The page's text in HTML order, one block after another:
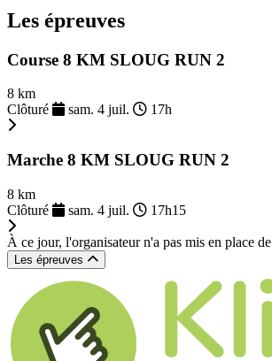
Les épreuves
Course 8 KM SLOUG RUN 2
8 km
Clôturé
sam. 4 juil. 17h
Marche 8 KM SLOUG RUN 2
8 km
Clôturé
sam. 4 juil. 17h15
À ce jour, l'organisateur n'a pas mis en place de
Les épreuves